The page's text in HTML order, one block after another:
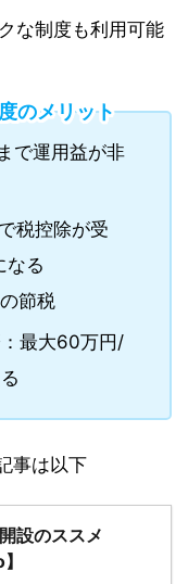
な制度も利用可能
のメリット
で運用益が非
税控除が受
なる
節税
最大60万円/
事は以下
設のススメ